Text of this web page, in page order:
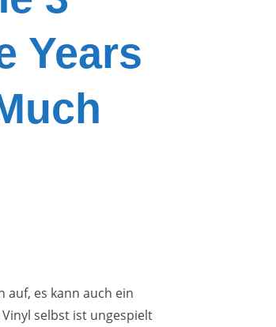
Years
auf, es kann auch ein
selbst ist ungespielt